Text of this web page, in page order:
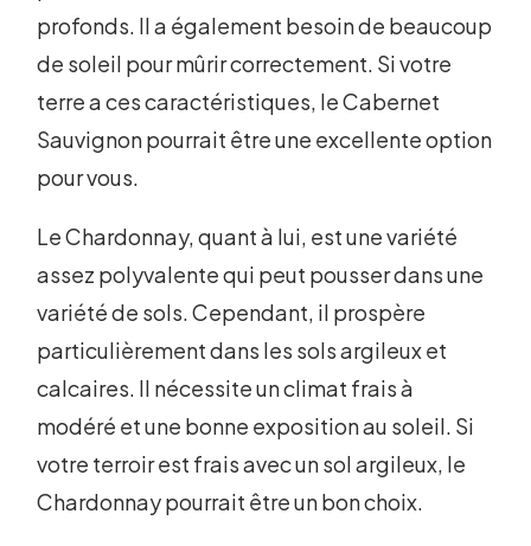
profonds. Il a également besoin de beaucoup
de soleil pour mûrir correctement. Si votre
terre a ces caractéristiques, le Cabernet
Sauvignon pourrait être une excellente option
pour vous.
Le Chardonnay, quant à lui, est une variété
assez polyvalente qui peut pousser dans une
variété de sols. Cependant, il prospère
particulièrement dans les sols argileux et
calcaires. Il nécessite un climat frais à
modéré et une bonne exposition au soleil. Si
votre terroir est frais avec un sol argileux, le
Chardonnay pourrait être un bon choix.